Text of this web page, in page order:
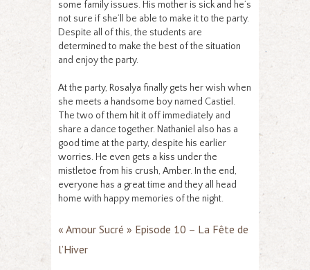
some family issues. His mother is sick and he’s
not sure if she’ll be able to make it to the party.
Despite all of this, the students are
determined to make the best of the situation
and enjoy the party.
At the party, Rosalya finally gets her wish when
she meets a handsome boy named Castiel.
The two of them hit it off immediately and
share a dance together. Nathaniel also has a
good time at the party, despite his earlier
worries. He even gets a kiss under the
mistletoe from his crush, Amber. In the end,
everyone has a great time and they all head
home with happy memories of the night.
« Amour Sucré » Episode 10 – La Fête de
l’Hiver